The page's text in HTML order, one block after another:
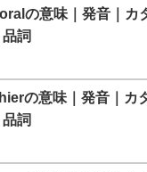
の意味｜発音｜カ
詞
の意味｜発音｜カ
詞